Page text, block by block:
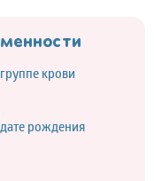
крови
рождения